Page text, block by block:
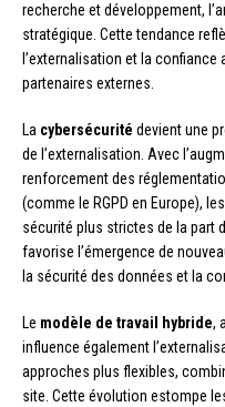
recherche et développement,
stratégique. Cette tendance
l’externalisation et la
partenaires externes.
La cybersécurité devient une
de l’externalisation. Avec
renforcement des
(comme le RGPD en Europe),
sécurité plus strictes de la part
favorise l’émergence de
la sécurité des données et la
Le modèle de travail hybride,
influence également
approches plus flexibles,
site. Cette évolution estompe